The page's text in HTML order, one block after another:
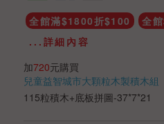
全館滿$1800折$100
全
...詳細內容
加720元購買
兒童益智城市大顆粒木製積木組
115粒積木+底板拼圖-37*7*21